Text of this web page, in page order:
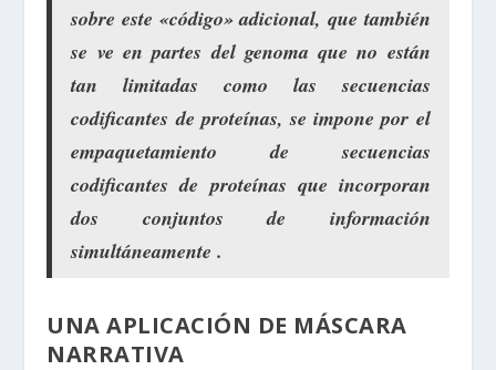
sobre este «código» adicional, que también
se ve en partes del genoma que no están
tan limitadas como las secuencias
codificantes de proteínas, se impone por el
empaquetamiento de secuencias
codificantes de proteínas que incorporan
dos conjuntos de información
simultáneamente .
UNA APLICACIÓN DE MÁSCARA
NARRATIVA